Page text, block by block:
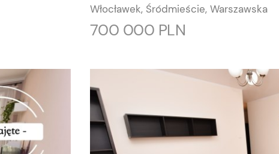
Włocławek, Śródmieście, Warszawska
700 000 PLN